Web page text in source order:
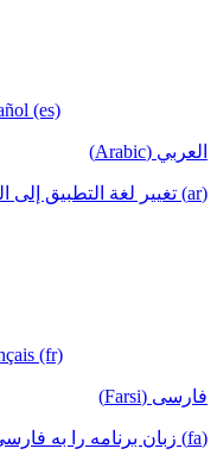
(es)
العربي (Arabic)
(ar) تغيير لغة التطبيق إلى العربية
(fr)
فارسی (Farsi)
(fa) زبان برنامه را به فارسی تغییر دهید